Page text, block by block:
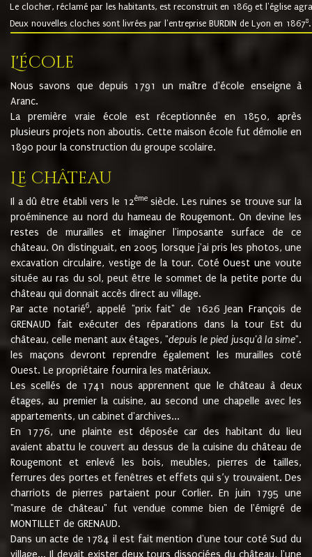
Le clocher, réclamé par les habitants, est reconstruit en 1869 et l'église
Deux nouvelles cloches sont livrées par l'entreprise BURDIN de Lyon en 18678.
L'école
Nous savons que depuis 1791 un maître d'école enseigne à
Aranc.
La première vraie école est réceptionnée en 1850, après
plusieurs projets non aboutis. Cette maison école fut démolie en
1890 pour la construction du groupe scolaire.
Le château
Il a dû être établi vers le 12èmesiècle. Les ruines se trouve sur la
proéminence au nord du hameau de Rougemont. On devine les
restes de murailles et imaginer l'imposante surface de ce
château. On distinguait, en 2005 lorsque j'ai pris les photos, une
excavation circulaire, vestige de la tour. Coté Ouest une voute
située au ras du sol, peut être le sommet de la petite porte du
château qui donnait accès direct au village.
Par acte notarié6, appelé "prix fait" de 1626 Jean François de
GRENAUD fait exécuter des réparations dans la tour Est du
château, celle menant aux étages, "depuis le pied jusqu'à la sime".
les maçons devront reprendre également les murailles coté
Ouest. Le propriétaire fournira les matériaux.
Les scellés de 1741 nous apprennent que le château à deux
étages, au premier la cuisine, au second une chapelle avec les
appartements, un cabinet d'archives...
En 1776, une plainte est déposée car des habitant du lieu
avaient abattu le couvert au dessus de la cuisine du château de
Rougemont et enlevé les bois, meubles, pierres de tailles,
ferrures des portes et fenêtres et effets qui s’y trouvaient. Des
charriots de pierres partaient pour Corlier. En juin 1795 une
"masure de château" fut vendue comme bien de l'émigré de
MONTILLET de GRENAUD.
Dans un acte de 1784 il est fait mention d'une tour coté Sud du
village... Il devait exister deux tours dissociées du château, l'une